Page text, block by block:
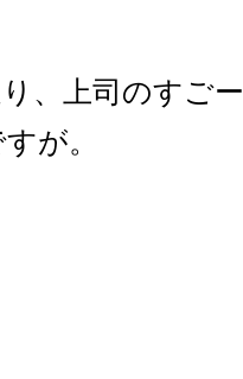
、上司のすご
が。